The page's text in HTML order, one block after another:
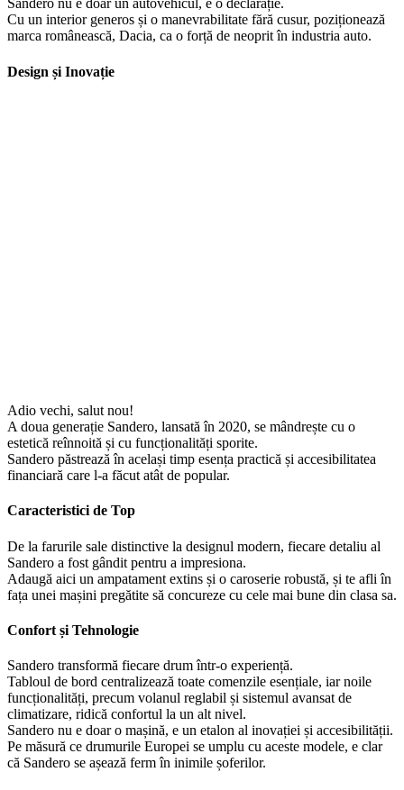
Sandero nu e doar un autovehicul, e o declarație.
Cu un interior generos și o manevrabilitate fără cusur, poziționează
marca românească, Dacia, ca o forță de neoprit în industria auto.
Design și Inovație
Adio vechi, salut nou!
A doua generație Sandero, lansată în 2020, se mândrește cu o
estetică reînnoită și cu funcționalități sporite.
Sandero păstrează în același timp esența practică și accesibilitatea
financiară care l-a făcut atât de popular.
Caracteristici de Top
De la farurile sale distinctive la designul modern, fiecare detaliu al
Sandero a fost gândit pentru a impresiona.
Adaugă aici un ampatament extins și o caroserie robustă, și te afli în
fața unei mașini pregătite să concureze cu cele mai bune din clasa sa.
Confort și Tehnologie
Sandero transformă fiecare drum într-o experiență.
Tabloul de bord centralizează toate comenzile esențiale, iar noile
funcționalități, precum volanul reglabil și sistemul avansat de
climatizare, ridică confortul la un alt nivel.
Sandero nu e doar o mașină, e un etalon al inovației și accesibilității.
Pe măsură ce drumurile Europei se umplu cu aceste modele, e clar
că Sandero se așează ferm în inimile șoferilor.